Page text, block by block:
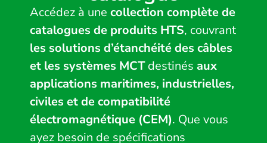
Accédez à une collection complète de
catalogues de produits HTS, couvrant
les solutions d’étanchéité des câbles
et les systèmes MCTdestinés aux
applications maritimes, industrielles,
civiles et de compatibilité
électromagnétique (CEM). Que vous
ayez besoin de spécifications